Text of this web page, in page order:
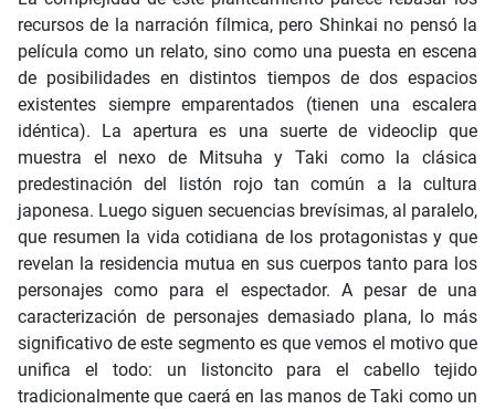
recursos de la narración fílmica, pero Shinkai no pensó la
película como un relato, sino como una puesta en escena
de posibilidades en distintos tiempos de dos espacios
existentes siempre emparentados (tienen una escalera
idéntica). La apertura es una suerte de videoclip que
muestra el nexo de Mitsuha y Taki como la clásica
predestinación del listón rojo tan común a la cultura
japonesa. Luego siguen secuencias brevísimas, al paralelo,
que resumen la vida cotidiana de los protagonistas y que
revelan la residencia mutua en sus cuerpos tanto para los
personajes como para el espectador. A pesar de una
caracterización de personajes demasiado plana, lo más
significativo de este segmento es que vemos el motivo que
unifica el todo: un listoncito para el cabello tejido
tradicionalmente que caerá en las manos de Taki como un